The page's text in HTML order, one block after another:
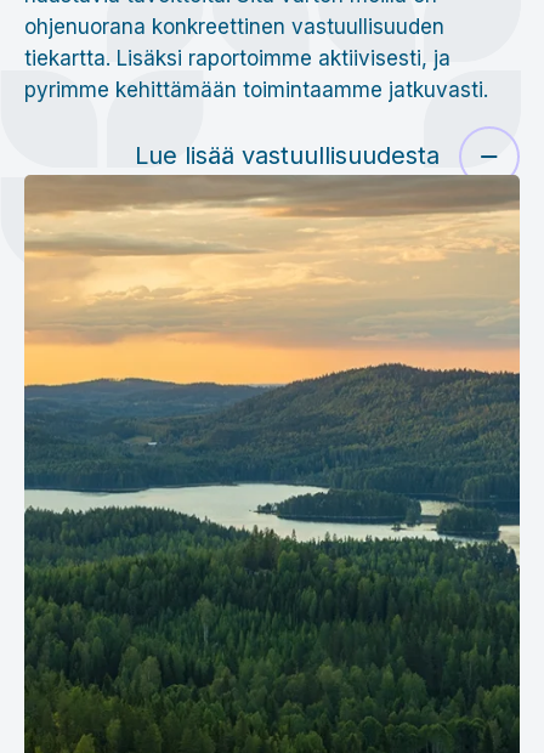
ohjenuorana konkreettinen vastuullisuuden
tiekartta. Lisäksi raportoimme aktiivisesti, ja
pyrimme kehittämään toimintaamme jatkuvasti.
Lue lisää vastuullisuudesta